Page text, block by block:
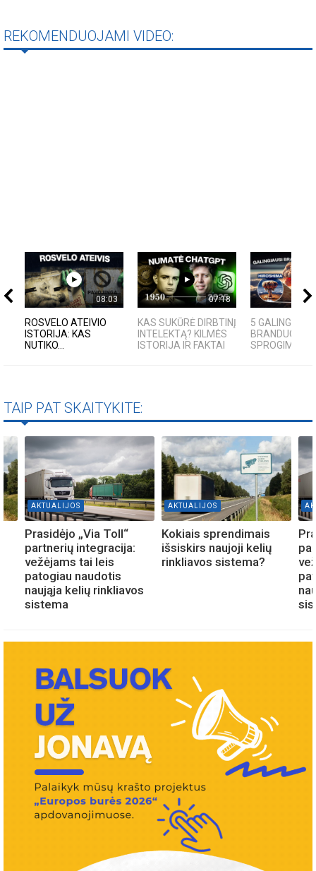
REKOMENDUOJAMI VIDEO:
08:03
ROSVELO ATEIVIO
ISTORIJA: KAS
NUTIKO...
07:18
KAS SUKŪRĖ DIRBTINĮ
INTELEKTĄ? KILMĖS
ISTORIJA IR FAKTAI
5 GALINGIAUSI
SPROGIMAI...
TAIP PAT SKAITYKITE:
AKTUALIJOS
Prasidėjo „Via Toll“
partnerių integracija:
vežėjams tai leis
patogiau naudotis
naująja kelių rinkliavos
sistema
AKTUALIJOS
Kokiais sprendimais
išsiskirs naujoji kelių
rinkliavos sistema?